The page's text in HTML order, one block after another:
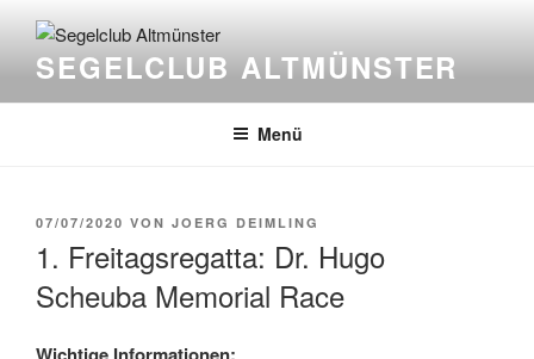
Inhalt
springenSEGELCLUB ALTMÜNSTER
Menü
VERÖFFENTLICHT
07/07/2020 VON JOERG DEIMLING
1. Freitagsregatta: Dr. Hugo
Scheuba Memorial Race